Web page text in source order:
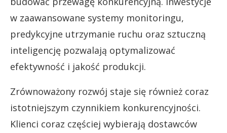
w zaawansowane systemy monitoringu,
predykcyjne utrzymanie ruchu oraz sztuczną
inteligencję pozwalają optymalizować
efektywność i jakość produkcji.
Zrównoważony rozwój staje się również coraz
istotniejszym czynnikiem konkurencyjności.
Klienci coraz częściej wybierają dostawców